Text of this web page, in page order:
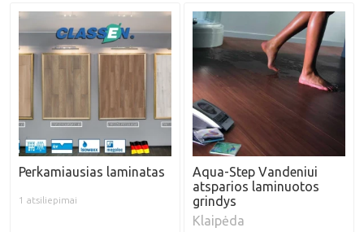
Perkamiausias laminatas
1 atsiliepimai
Aqua-Step Vandeniui
atsparios laminuotos
grindys
Klaipėda